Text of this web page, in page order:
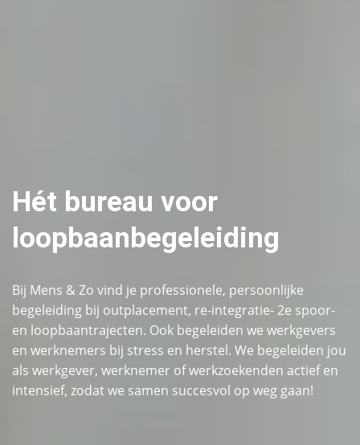
Hét bureau voor
loopbaanbegeleiding
Bij Mens & Zo vind je professionele, persoonlijke
begeleiding bij outplacement, re-integratie- 2e spoor-
en loopbaantrajecten. Ook begeleiden we werkgevers
en werknemers bij stress en herstel. We begeleiden jou
als werkgever, werknemer of werkzoekenden actief en
intensief, zodat we samen succesvol op weg gaan!